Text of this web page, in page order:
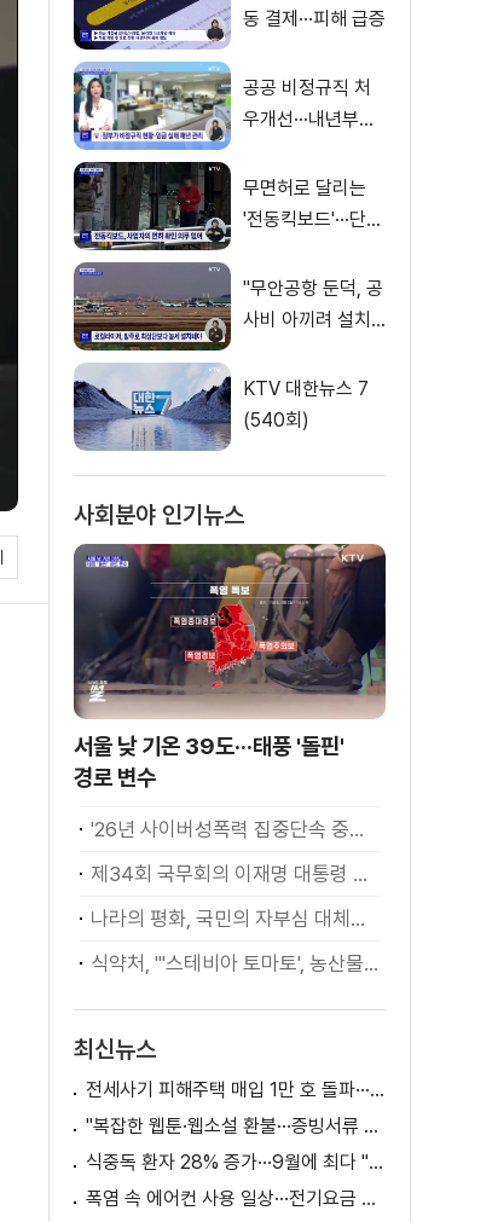
동 결제···피해 급증
공공 비정규직 처
우개선···내년부터
스의 맥]
무면허로 달리는
'전동킥보드'···단속
"무안공항 둔덕, 공
사비 아끼려 설치···
KTV 대한뉴스 7
(540회)
사회분야 인기뉴스
서울 낮 기온 39도···태풍 '돌핀'
경로 변수
'26년 사이버성폭력 집중단속 중간성과 발표···향후 추진계획은?
제34회 국무회의 이재명 대통령 모두발언
나라의 평화, 국민의 자부심 대체불가 대한민국 이재명 대통령 모두말씀
식약처, "'스테비아 토마토', 농산물 아닌 가공식품"
최신뉴스
전세사기 피해주택 매입 1만 호 돌파···피해 지원 속도
"복잡한 웹툰·웹소설 환불···증빙서류 요구까지"
식중독 환자 28% 증가···9월에 최다 "입추 방심 금물"
폭염 속 에어컨 사용 일상···전기요금 줄이려면?